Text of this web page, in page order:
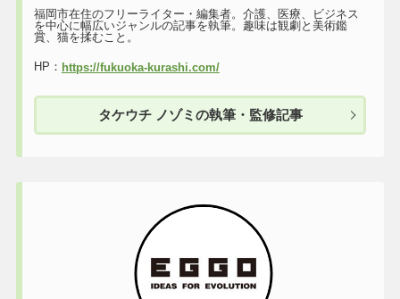
福岡市在住のフリーライター・編集者。介護、医療、ビジネス
を中心に幅広いジャンルの記事を執筆。趣味は観劇と美術鑑
賞、猫を揉むこと。
HP： https://fukuoka-kurashi.com/
タケウチ ノゾミの執筆・監修記事